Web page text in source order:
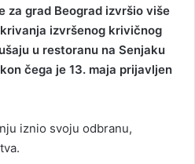
za grad Beograd izvršio više
izvršenog krivičnog
u restoranu na Senjaku
čega je 13. maja prijavljen
iznio svoju odbranu,